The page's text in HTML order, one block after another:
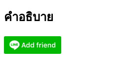
คำอธิบาย